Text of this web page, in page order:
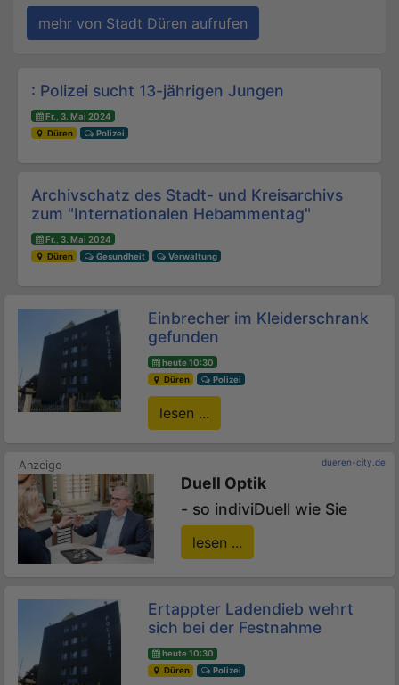
mehr von Stadt Düren aufrufen
Beitrags-Navigation
: Polizei sucht 13-jährigen Jungen
Fr., 3. Mai 2024
Düren
Polizei
Archivschatz des Stadt- und Kreisarchivs
zum "Internationalen Hebammentag"
Fr., 3. Mai 2024
Düren
Gesundheit Verwaltung
Einbrecher im Kleiderschrank
gefunden
heute 10:30
Düren
Polizei
lesen ...
dueren-city.de
Duell Optik
- so indiviDuell wie Sie
lesen ...
Ertappter Ladendieb wehrt
sich bei der Festnahme
heute 10:30
Düren
Polizei